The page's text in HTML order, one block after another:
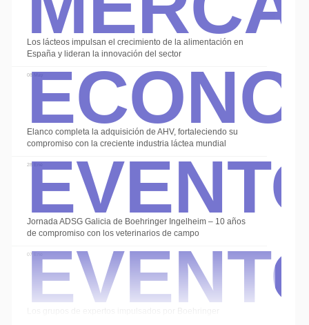
Los lácteos impulsan el crecimiento de la alimentación en
España y lideran la innovación del sector
08 May
Elanco completa la adquisición de AHV, fortaleciendo su
compromiso con la creciente industria láctea mundial
28 Ene
Jornada ADSG Galicia de Boehringer Ingelheim – 10 años
de compromiso con los veterinarios de campo
07 Ene